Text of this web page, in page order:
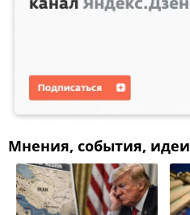
Мнения, события, идеи